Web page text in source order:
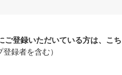
登録いただいている方は、こ
録者を含む）